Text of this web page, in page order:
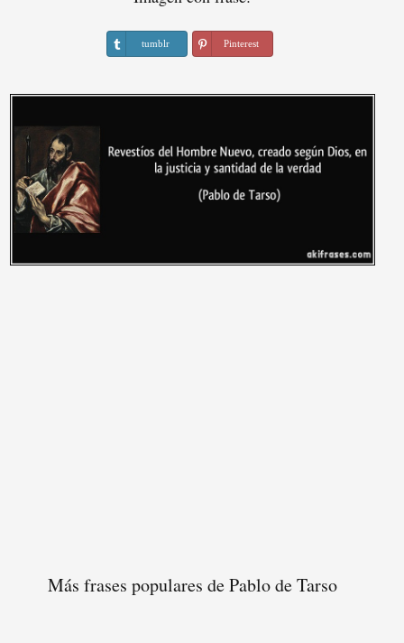
tumblr Pinterest
Más frases populares de Pablo de Tarso